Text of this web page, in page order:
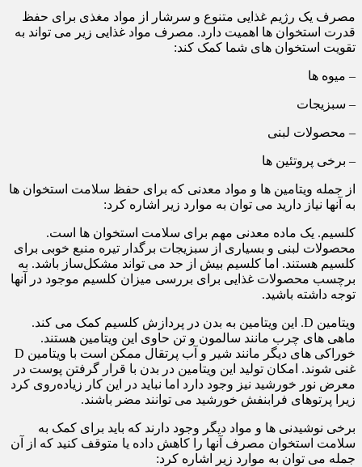
مصرف یک رژیم غذایی متنوع و سرشار از مواد مغذی برای حفظ
قدرت استخوان ها اهمیت دارد. مصرف مواد غذایی زیر می تواند به
تقویت استخوان های شما کمک کند:
– میوه ها
– سبزیجات
– محصولات لبنی
– برخی پروتئین ها
از جمله ویتامین ها و مواد معدنی که برای حفظ سلامت استخوان ها
به آنها نیاز دارید می توان به موارد زیر اشاره کرد:
کلسیم. یک ماده معدنی مهم برای سلامت استخوان ها است.
محصولات لبنی و بسیاری از سبزیجات برگدار تیره منبع خوبی برای
کلسیم هستند. اما کلسیم بیش از حد می تواند مشکل‌ساز باشد. به
برچسب محصولات غذایی برای بررسی میزان کلسیم موجود در آنها
توجه داشته باشید.
ویتامین D. این ویتامین به بدن در پردازش کلسیم کمک می کند.
ماهی های چرب مانند سالمون و تن حاوی این ویتامین هستند.
خوراکی های دیگر مانند شیر و آب پرتقال ممکن است با ویتامین D
غنی شوند. امکان تولید این ویتامین در بدن با قرار گرفتن پوست در
معرض نور خورشید نیز وجود دارد اما نباید در این کار زیاده‌روی کرد
زیرا پرتوهای فرابنفش خورشید می توانند مضر باشند.
برخی نوشیدنی ها و مواد دیگر وجود دارند که باید برای کمک به
سلامت استخوان مصرف آنها را کاهش داده یا متوقف کنید که از آن
جمله می توان به موارد زیر اشاره کرد: